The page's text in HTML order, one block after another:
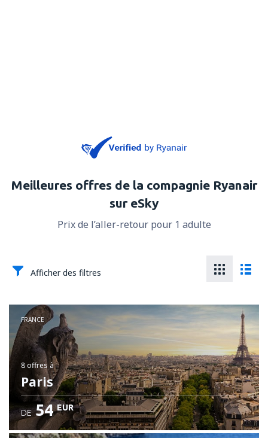
Meilleures offres de la compagnie Ryanair
sur eSky
Prix de l’aller-retour pour 1 adulte
Afficher des filtres
FRANCE
8 offres à
Paris
DE 54 EUR